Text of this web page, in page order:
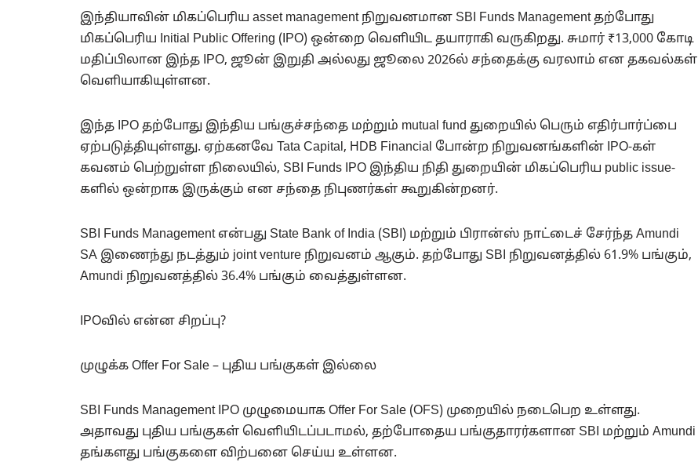
இந்தியாவின் மிகப்பெரிய asset management நிறுவனமான SBI Funds Management தற்போது
மிகப்பெரிய Initial Public Offering (IPO) ஒன்றை வெளியிட தயாராகி வருகிறது. சுமார் ₹13,000 கோடி
மதிப்பிலான இந்த IPO, ஜூன் இறுதி அல்லது ஜூலை 2026ல் சந்தைக்கு வரலாம் என தகவல்கள்
வெளியாகியுள்ளன.
இந்த IPO தற்போது இந்திய பங்குச்சந்தை மற்றும் mutual fund துறையில் பெரும் எதிர்பார்ப்பை
ஏற்படுத்தியுள்ளது. ஏற்கனவே Tata Capital, HDB Financial போன்ற நிறுவனங்களின் IPO-கள்
கவனம் பெற்றுள்ள நிலையில், SBI Funds IPO இந்திய நிதி துறையின் மிகப்பெரிய public issue-
களில் ஒன்றாக இருக்கும் என சந்தை நிபுணர்கள் கூறுகின்றனர்.
SBI Funds Management என்பது State Bank of India (SBI) மற்றும் பிரான்ஸ் நாட்டைச் சேர்ந்த Amundi
SA இணைந்து நடத்தும் joint venture நிறுவனம் ஆகும். தற்போது SBI நிறுவனத்தில் 61.9% பங்கும்,
Amundi நிறுவனத்தில் 36.4% பங்கும் வைத்துள்ளன.
IPOவில் என்ன சிறப்பு?
முழுக்க Offer For Sale – புதிய பங்குகள் இல்லை
SBI Funds Management IPO முழுமையாக Offer For Sale (OFS) முறையில் நடைபெற உள்ளது.
அதாவது புதிய பங்குகள் வெளியிடப்படாமல், தற்போதைய பங்குதாரர்களான SBI மற்றும் Amundi
தங்களது பங்குகளை விற்பனை செய்ய உள்ளன.